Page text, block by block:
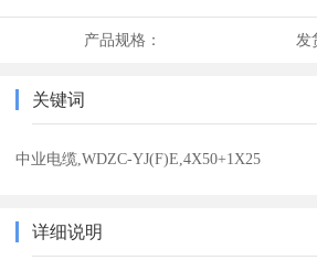
产品规格： 发
关键词
中业电缆,WDZC-YJ(F)E,4X50+1X25
详细说明